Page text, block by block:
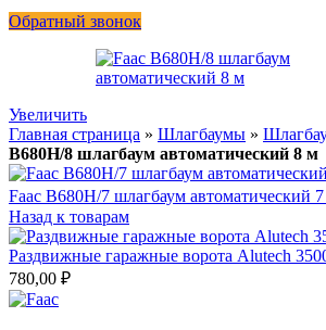
Обратный звонок
Увеличить
Главная страница » Шлагбаумы »
B680H/8 шлагбаум автоматический 8 м
Faac B680H/7 шлагбаум автоматический
Назад к товарам
Раздвижные гаражные ворота Alutech
780,00 ₽